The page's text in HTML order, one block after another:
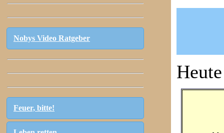
Nobys Video Ratgeber
Feuer, bitte!